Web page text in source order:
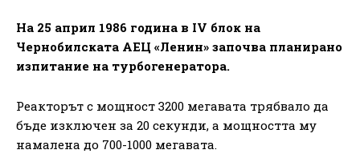
На 25 април 1986 година в IV блок на
Чернобилската АЕЦ «Ленин» започва планирано
изпитание на турбогенератора.
Реакторът с мощност 3200 мегавата трябвало да
бъде изключен за 20 секунди, а мощността му
намалена до 700-1000 мегавата.